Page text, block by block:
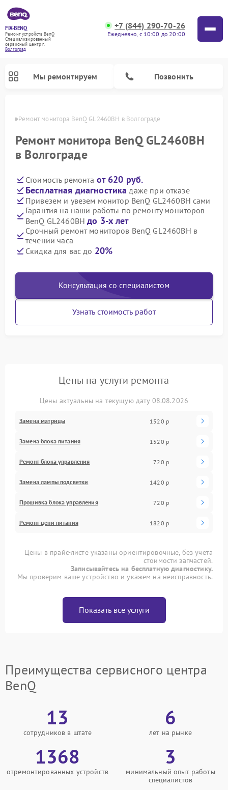
FIX-BENQ
Ремонт устройств BenQ
Специализированный
cервисный центр г.
Волгоград
+7 (844) 290-70-26
Ежедневно, с 10:00 до 20:00
Мы ремонтируем Позвонить
Ремонт монитора BenQ GL2460BH в Волгограде
Ремонт монитора BenQ GL2460BH
в Волгограде
Стоимость ремонта от 620 руб.
Бесплатная диагностика даже при отказе
Привезем и увезем монитор BenQ GL2460BH сами
Гарантия на наши работы по ремонту мониторов
BenQ GL2460BHдо 3-х лет
Срочный ремонт мониторов BenQ GL2460BH в
течении часа
Скидка для вас до 20%
Консультация со специалистом
Узнать стоимость работ
Цены на услуги ремонта
Цены актуальны на текущую дату 08.08.2026
Замена матрицы 1520 р
Замена блока питания 1520 р
Ремонт блока управления 720 р
Замена лампы подсветки 1420 р
Прошивка блока управления 720 р
Ремонт цепи питания 1820 р
Цены в прайс-листе указаны ориентировочные, без учета
стоимости запчастей.
Записывайтесь на бесплатную диагностику.
Мы проверим ваше устройство и укажем на неисправность.
Показать все услуги
Преимущества сервисного центра
BenQ
13
сотрудников в штате
6
лет на рынке
1368
отремонтированных устройств
3
минимальный опыт работы
специалистов